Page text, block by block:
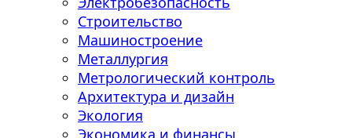
Строительство
Машиностроение
Металлургия
Метрологический контроль
Архитектура и дизайн
Экология
Экономика и финансы